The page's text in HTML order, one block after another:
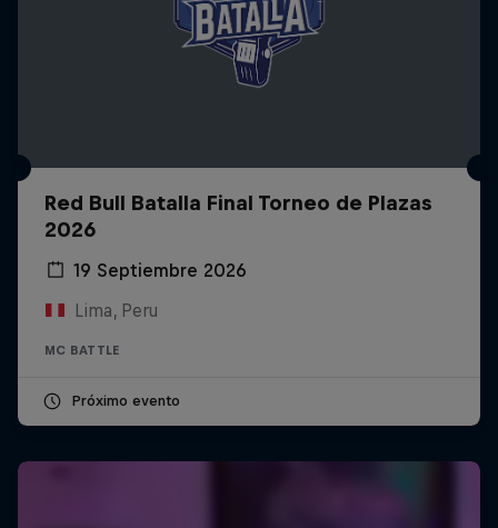
Red Bull Batalla Final Torneo de Plazas
2026
19 Septiembre 2026
Lima, Peru
MC BATTLE
Próximo evento